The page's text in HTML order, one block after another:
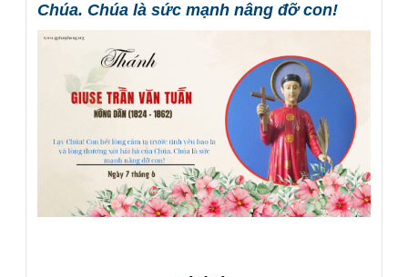
Chúa. Chúa là sức mạnh nâng đỡ con!